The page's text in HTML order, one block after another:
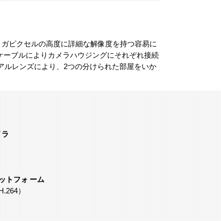
ピクセルの高度に詳細な解像度を持つ容易に
ブルによりカメラハウジングにそれぞれ接続
レンズにより、2つの分けられた部屋をいか
トフォ ーム
）